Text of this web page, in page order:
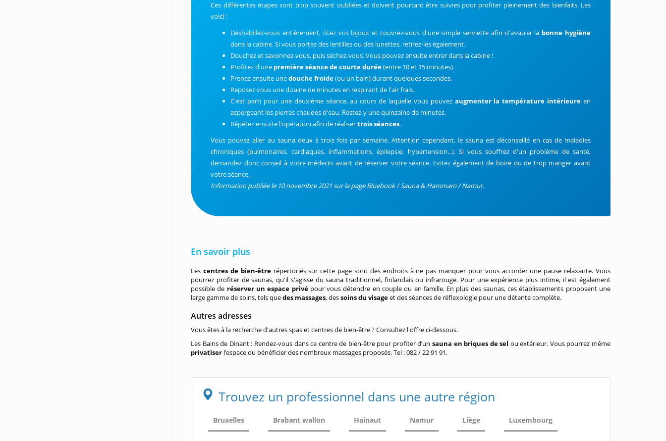
Ces différentes étapes sont trop souvent oubliées et doivent pourtant être suivies pour profiter pleinement des bienfaits. Les
voici :
Déshabillez-vous entièrement, ôtez vos bijoux et couvrez-vous d'une simple serviette afin d'assurer la bonne hygiène
dans la cabine. Si vous portez des lentilles ou des lunettes, retirez-les également.
Douchez et savonnez-vous, puis séchez-vous. Vous pouvez ensuite entrer dans la cabine !
Profitez d'une première séance de courte durée(entre 10 et 15 minutes).
Prenez ensuite unedouche froide(ou un bain) durant quelques secondes.
Reposez vous une dizaine de minutes en respirant de l'air frais.
C'est parti pour une deuxième séance, au cours de laquelle vous pouvez augmenter la température intérieure en
aspergeant les pierres chaudes d'eau. Restez-y une quinzaine de minutes.
Répétez ensuite l'opération afin de réalisertrois séances.
Vous pouvez aller au sauna deux à trois fois par semaine. Attention cependant, le sauna est déconseillé en cas de maladies
chroniques (pulmonaires, cardiaques, inflammations, épilepsie, hypertension...). Si vous souffrez d'un problème de santé,
demandez donc conseil à votre médecin avant de réserver votre séance. Evitez également de boire ou de trop manger avant
votre séance.
Information publiée le 10 novembre 2021 sur la page Bluebook / Sauna & Hammam / Namur.
En savoir plus
Les centres de bien-êtrerépertoriés sur cette page sont des endroits à ne pas manquer pour vous accorder une pause relaxante. Vous
pourrez profiter de saunas, qu'il s'agisse du sauna traditionnel, finlandais ou infrarouge. Pour une expérience plus intime, il est également
possible de réserver un espace privépour vous détendre en couple ou en famille. En plus des saunas, ces établissements proposent une
large gamme de soins, tels quedes massages, dessoins du visageet des séances de réflexologie pour une détente complète.
Autres adresses
Vous êtes à la recherche d'autres spas et centres de bien-être ? Consultez l'offre ci-dessous.
Les Bains de Dinant : Rendez-vous dans ce centre de bien-être pour profiter d’un sauna en briques de sel ou extérieur. Vous pourrez même
privatiser l’espace ou bénéficier des nombreux massages proposés. Tel : 082 / 22 91 91.
Trouvez un professionnel dans une autre région
Bruxelles Brabant wallon Hainaut Namur Liège Luxembourg